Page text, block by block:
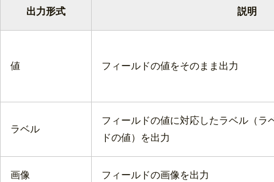
出力形式 説明
値 フィールドの値をそのまま出力
ラベル
フィールドの値に対応したラベル（ラ
ドの値）を出力
画像 フィールドの画像を出力